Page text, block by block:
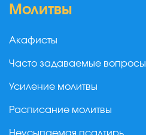
Молитвы
Акафисты
Часто задаваемые вопросы
Усиление молитвы
Расписание молитвы